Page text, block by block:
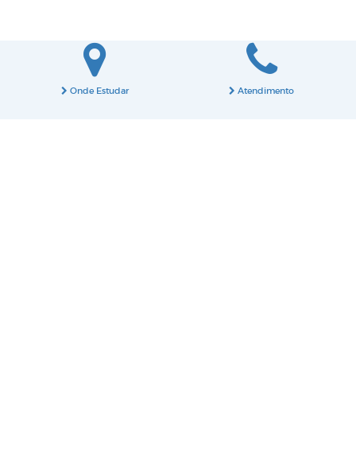
Onde Estudar Atendimento